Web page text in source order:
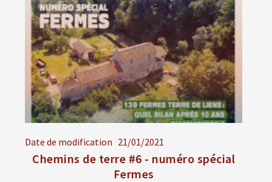
Date de modification 21/01/2021
Chemins de terre #6 - numéro spécial
Fermes